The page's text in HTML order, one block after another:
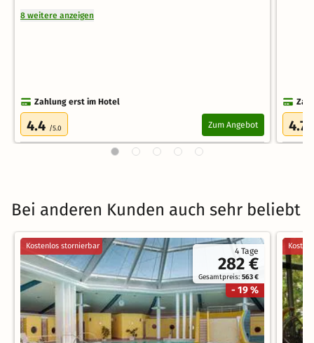
8 weitere anzeigen
Zahlung erst im Hotel
4.4 /5.0 Zum Angebot 4.7
Bei anderen Kunden auch sehr beliebt
4 Tage
282 €
Gesamtpreis:563 €
- 19 %
Kostenlos stornierbar